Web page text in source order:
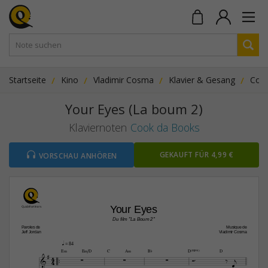
Startseite Kino Vladimir Cosma Klavier & Gesang
Your Eyes (La boum 2)
Klaviernoten Cook da Books
VORSCHAU ANHÖREN GEKAUFT FÜR 4,99 €

Your Eyes
Paroles de
Jeff Jordan
Musique de
Vladimir Cosma
E‹ E‹/D C A‹ B¨ D(“4) D
q = 84
4
4
   
Du film "La Boum 2"
  